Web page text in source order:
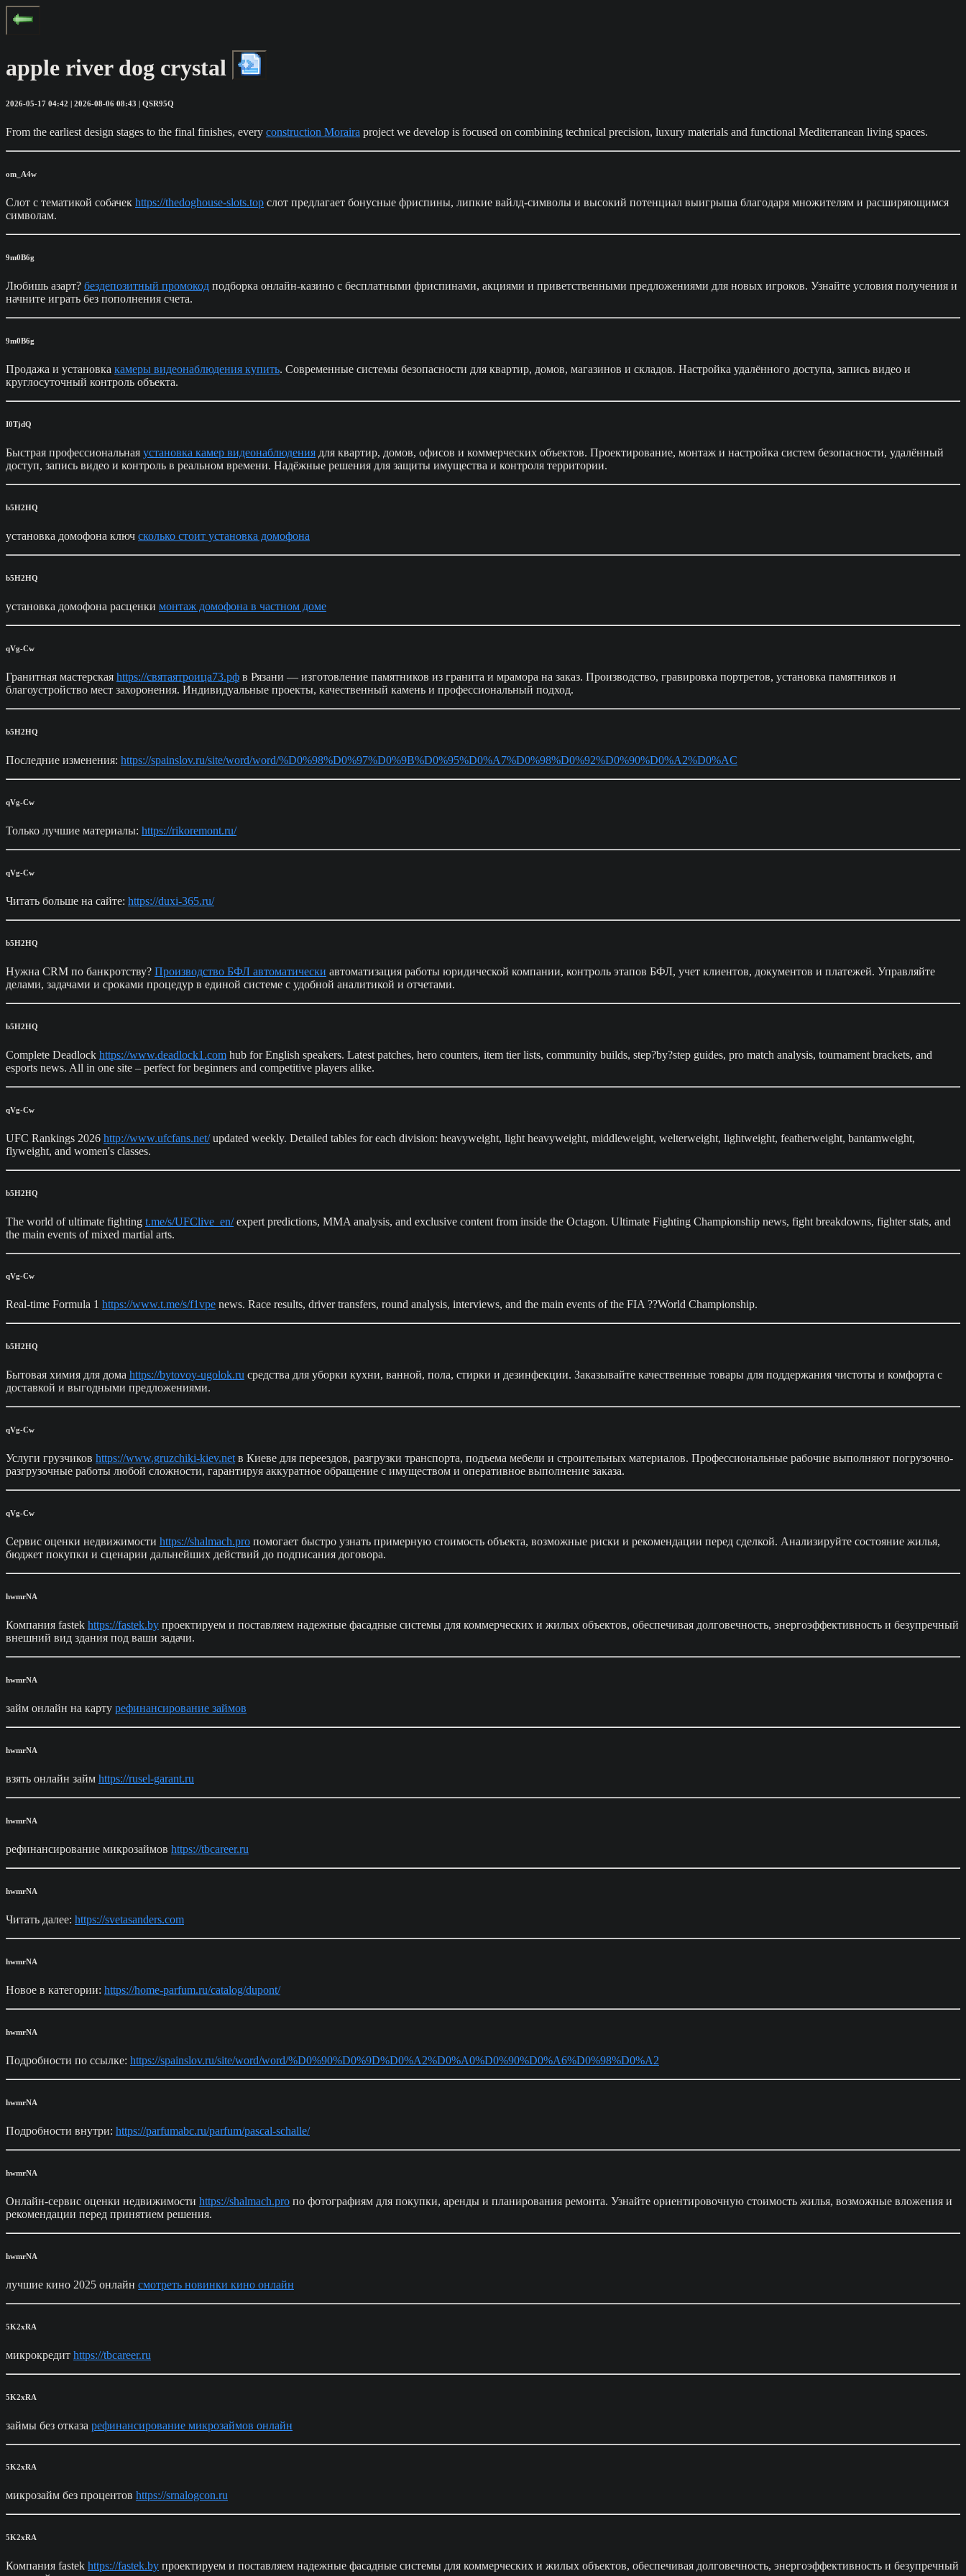
apple river dog crystal
2026-05-17 04:42 | 2026-08-06 08:43 | QSR95Q
From the earliest design stages to the final finishes, every construction Moraira project we develop is focused on combining technical precision, luxury materials and functional Mediterranean living spaces.
om_A4w
Слот с тематикой собачек https://thedoghouse-slots.top слот предлагает бонусные фриспины, липкие вайлд-символы и высокий потенциал выигрыша благодаря множителям и расширяющимся
символам.
9m0B6g
Любишь азарт? бездепозитный промокод подборка онлайн-казино с бесплатными фриспинами, акциями и приветственными предложениями для новых игроков. Узнайте условия получения и
начните играть без пополнения счета.
9m0B6g
Продажа и установка камеры видеонаблюдения купить. Современные системы безопасности для квартир, домов, магазинов и складов. Настройка удалённого доступа, запись видео и
круглосуточный контроль объекта.
I0TjdQ
Быстрая профессиональная установка камер видеонаблюдения для квартир, домов, офисов и коммерческих объектов. Проектирование, монтаж и настройка систем безопасности, удалённый
доступ, запись видео и контроль в реальном времени. Надёжные решения для защиты имущества и контроля территории.
b5H2HQ
установка домофона ключ сколько стоит установка домофона
b5H2HQ
установка домофона расценки монтаж домофона в частном доме
qVg-Cw
Гранитная мастерская https://святаятроица73.рф в Рязани — изготовление памятников из гранита и мрамора на заказ. Производство, гравировка портретов, установка памятников и
благоустройство мест захоронения. Индивидуальные проекты, качественный камень и профессиональный подход.
b5H2HQ
Последние изменения: https://spainslov.ru/site/word/word/%D0%98%D0%97%D0%9B%D0%95%D0%A7%D0%98%D0%92%D0%90%D0%A2%D0%AC
qVg-Cw
Только лучшие материалы: https://rikoremont.ru/
qVg-Cw
Читать больше на сайте: https://duxi-365.ru/
b5H2HQ
Нужна CRM по банкротству? Производство БФЛ автоматически автоматизация работы юридической компании, контроль этапов БФЛ, учет клиентов, документов и платежей. Управляйте
делами, задачами и сроками процедур в единой системе с удобной аналитикой и отчетами.
b5H2HQ
Complete Deadlock https://www.deadlock1.com hub for English speakers. Latest patches, hero counters, item tier lists, community builds, step?by?step guides, pro match analysis, tournament brackets, and
esports news. All in one site – perfect for beginners and competitive players alike.
qVg-Cw
UFC Rankings 2026 http://www.ufcfans.net/updated weekly. Detailed tables for each division: heavyweight, light heavyweight, middleweight, welterweight, lightweight, featherweight, bantamweight,
flyweight, and women's classes.
b5H2HQ
The world of ultimate fighting t.me/s/UFClive_en/expert predictions, MMA analysis, and exclusive content from inside the Octagon. Ultimate Fighting Championship news, fight breakdowns, fighter stats, and
the main events of mixed martial arts.
qVg-Cw
Real-time Formula 1 https://www.t.me/s/f1vpe news. Race results, driver transfers, round analysis, interviews, and the main events of the FIA ??World Championship.
b5H2HQ
Бытовая химия для дома https://bytovoy-ugolok.ru средства для уборки кухни, ванной, пола, стирки и дезинфекции. Заказывайте качественные товары для поддержания чистоты и комфорта с
доставкой и выгодными предложениями.
qVg-Cw
Услуги грузчиков https://www.gruzchiki-kiev.net в Киеве для переездов, разгрузки транспорта, подъема мебели и строительных материалов. Профессиональные рабочие выполняют погрузочно-
разгрузочные работы любой сложности, гарантируя аккуратное обращение с имуществом и оперативное выполнение заказа.
qVg-Cw
Сервис оценки недвижимости https://shalmach.pro помогает быстро узнать примерную стоимость объекта, возможные риски и рекомендации перед сделкой. Анализируйте состояние жилья,
бюджет покупки и сценарии дальнейших действий до подписания договора.
hwmrNA
Компания fastek https://fastek.by проектируем и поставляем надежные фасадные системы для коммерческих и жилых объектов, обеспечивая долговечность, энергоэффективность и безупречный
внешний вид здания под ваши задачи.
hwmrNA
займ онлайн на карту рефинансирование займов
hwmrNA
взять онлайн займ https://rusel-garant.ru
hwmrNA
рефинансирование микрозаймов https://tbcareer.ru
hwmrNA
Читать далее: https://svetasanders.com
hwmrNA
Новое в категории: https://home-parfum.ru/catalog/dupont/
hwmrNA
Подробности по ссылке: https://spainslov.ru/site/word/word/%D0%90%D0%9D%D0%A2%D0%A0%D0%90%D0%A6%D0%98%D0%A2
hwmrNA
Подробности внутри: https://parfumabc.ru/parfum/pascal-schalle/
hwmrNA
Онлайн-сервис оценки недвижимости https://shalmach.pro по фотографиям для покупки, аренды и планирования ремонта. Узнайте ориентировочную стоимость жилья, возможные вложения и
рекомендации перед принятием решения.
hwmrNA
лучшие кино 2025 онлайн смотреть новинки кино онлайн
5K2xRA
микрокредит https://tbcareer.ru
5K2xRA
займы без отказа рефинансирование микрозаймов онлайн
5K2xRA
микрозайм без процентов https://srnalogcon.ru
5K2xRA
Компания fastek https://fastek.by проектируем и поставляем надежные фасадные системы для коммерческих и жилых объектов, обеспечивая долговечность, энергоэффективность и безупречный